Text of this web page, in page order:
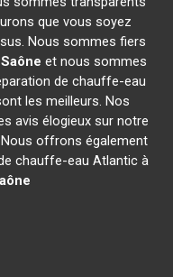
que vous soyez
Nous sommes fiers
et nous sommes
de chauffe-eau
les meilleurs. Nos
avis élogieux sur notre
offrons également
chauffe-eau Atlantic à